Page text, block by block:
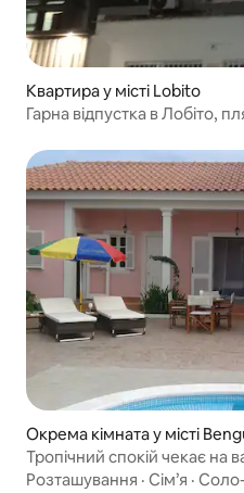
Квартира у місті Lobito
Гарна відпустка в Лобіто,
Окрема кімната у місті
Тропічний спокій чекає на
Розташування · Сім’я ·